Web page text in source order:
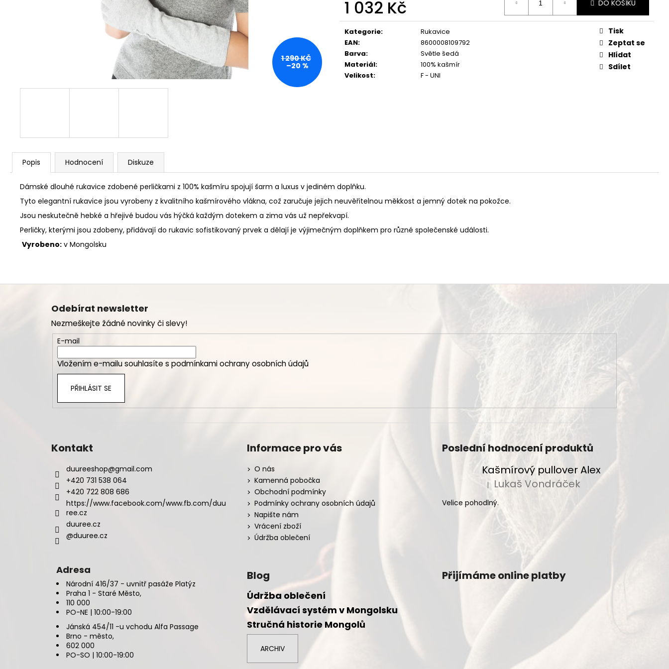
1 032 Kč
Měrná
cena:
DO KOŠÍKU
Kategorie:
Rukavice
EAN:
8600008109792
Barva:
Světle šedá
Materiál:
100% kašmír
Velikost: F - UNI
Tisk
Zeptat se
Hlídat
Sdílet
1 290 KČ
–20 %
Popis Hodnocení Diskuze
Dámské dlouhé rukavice zdobené perličkami z 100% kašmíru spojují šarm a luxus v jediném doplňku.
Tyto elegantní rukavice jsou vyrobeny z kvalitního kašmírového vlákna, což zaručuje jejich neuvěřitelnou měkkost a jemný dotek na pokožce.
Jsou neskutečně hebké a hřejivé budou vás hýčká každým dotekem a zima vás už nepřekvapí.
Perličky, kterými jsou zdobeny, přidávají do rukavic sofistikovaný prvek a dělají je výjimečným doplňkem pro různé společenské události.
Vyrobeno: v Mongolsku
Z
Odebírat newsletter
Nezmeškejte žádné novinky či slevy!
E-mail
Vložením e-mailu souhlasíte s podmínkami ochrany osobních údajů
PŘIHLÁSIT SE
Kontakt
duureeshop@gmail.com
+420 731 538 064
+420 722 808 686
https://www.facebook.com/www.fb.com/duu
ree.cz
duuree.cz
@duuree.cz
Informace pro vás
O nás
Kamenná pobočka
Obchodní podmínky
Podmínky ochrany osobních údajů
Napište nám
Vrácení zboží
Údržba oblečení
Poslední hodnocení produktů
Kašmírový pullover Alex
Hodnocení produktu je 5 z 5 hvězdiček.
| Lukaš Vondráček
Velice pohodlný.
Adresa
Národní 416/37 - uvnitř pasáže Platýz
Praha 1 - Staré Město,
110 000
PO-NE | 10:00-19:00
Jánská 454/11 -u vchodu Alfa Passage
Brno - město,
602 000
PO-SO | 10:00-19:00
Blog
Údržba oblečení
Vzdělávací systém v Mongolsku
Stručná historie Mongolů
ARCHIV
Přijímáme online platby